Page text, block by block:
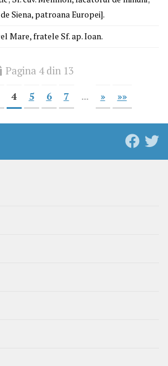
Siena, patroana Europei].
Mare, fratele Sf. ap. Ioan.
Pagina 4 din 13
4 5 6 7 ... » »»